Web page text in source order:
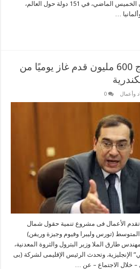
الشهيرة لمستخدمي آيفون الخميس الماضي، في 151 دولة حول العالم،
…
يونيو المقبل.. إنتاج 600 مليون قدم غاز يوميًا من
وأعمال 0
تقدم الأعمال فى مشروع تنمية حقول شمال
المتوسط (تورس وليبرا وفيوم وجيزة وريفن)
طارق الملا وزير البترول والثروة المعدنية،
وتحدث الرئيس الإقليمى لشركة (بى
خلال الاجتماع – عن …